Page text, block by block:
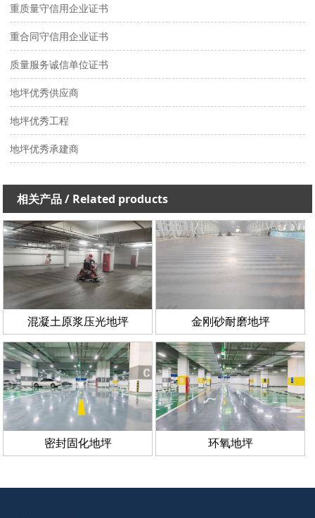
重质量守信用企业证书
重合同守信用企业证书
质量服务诚信单位证书
地坪优秀供应商
地坪优秀工程
地坪优秀承建商
相关产品/ Related products
混凝土原浆压光地坪 金刚砂耐磨地坪
密封固化地坪 环氧地坪